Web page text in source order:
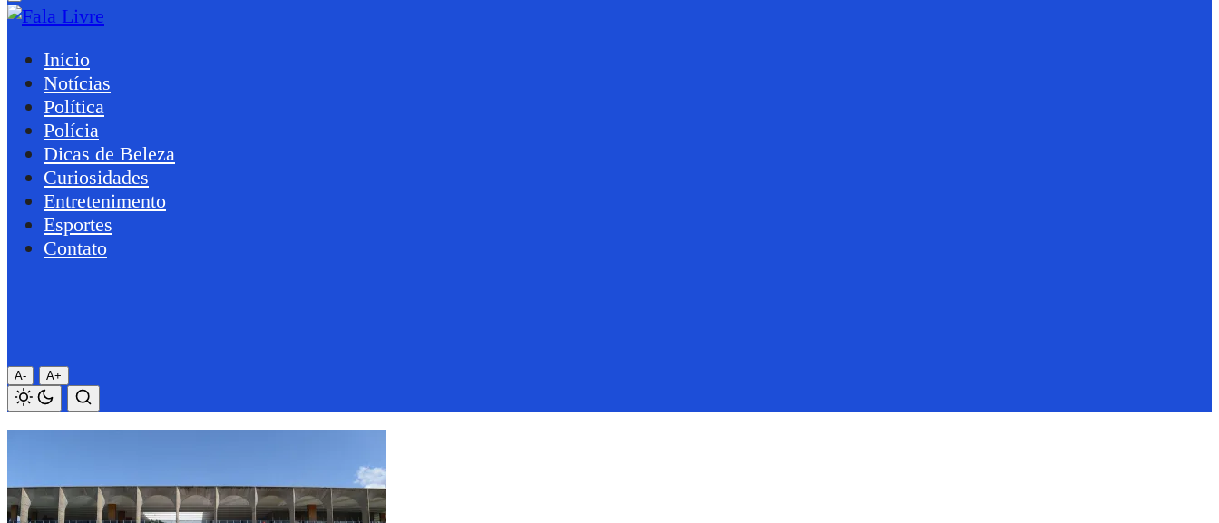
Início
Notícias
Política
Polícia
Dicas de Beleza
Curiosidades
Entretenimento
Esportes
Contato
A- A+